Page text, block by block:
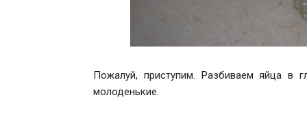
Пожалуй, приступим. Разбиваем яйца в
молоденькие.